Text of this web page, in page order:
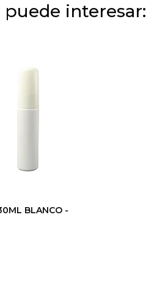
interesar:
BLANCO -